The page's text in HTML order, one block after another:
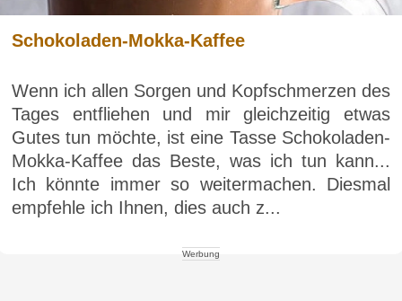
Schokoladen-Mokka-Kaffee
Wenn ich allen Sorgen und Kopfschmerzen des
Tages entfliehen und mir gleichzeitig etwas
Gutes tun möchte, ist eine Tasse Schokoladen-
Mokka-Kaffee das Beste, was ich tun kann...
Ich könnte immer so weitermachen. Diesmal
empfehle ich Ihnen, dies auch z...
Werbung